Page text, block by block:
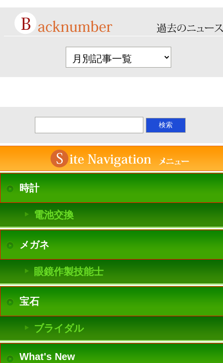
時計
電池交換
メガネ
眼鏡作製技能士
宝石
ブライダル
What's New